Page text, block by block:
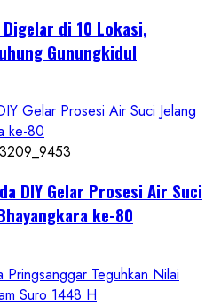
di 10 Lokasi,
Gunungkidul
Gelar Prosesi Air Suci Jelang
ke-80
DIY Gelar Prosesi Air Suci
ke-80
Pringsanggar Teguhkan Nilai
Suro 1448 H